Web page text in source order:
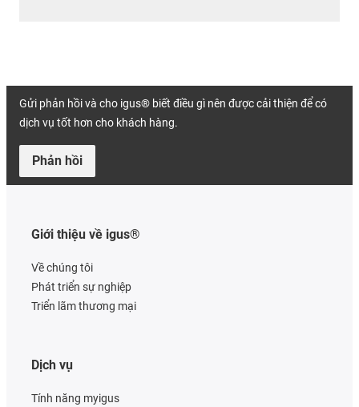
Gửi phản hồi và cho igus® biết điều gì nên được cải thiện để có
dịch vụ tốt hơn cho khách hàng.
Phản hồi
Giới thiệu về igus®
Về chúng tôi
Phát triển sự nghiệp
Triển lãm thương mại
Dịch vụ
Tính năng myigus